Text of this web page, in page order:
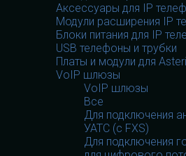
Аксессуары для IP
Модули расширения IP
Блоки питания для IP
USB телефоны и трубки
Платы и модули для
VoIP шлюзы
VoIP шлюзы
Все
Для подключения
УАТС (с FXS)
Для подключения